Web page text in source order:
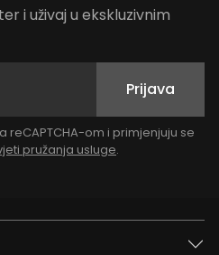
i uživaj u ekskluzivnim
Prijava
reCAPTCHA-om i primjenjuju se
pružanja usluge.